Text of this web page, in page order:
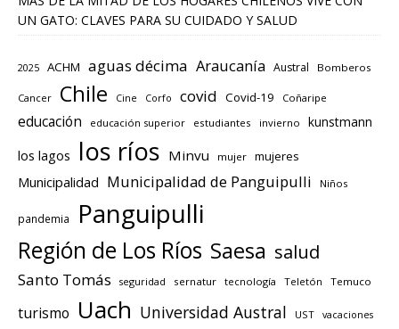
UN GATO: CLAVES PARA SU CUIDADO Y SALUD
2025 ACHM aguas décima Araucanía Austral Bomberos
Cancer Chile Cine Corfo covid Covid-19 Coñaripe
educación educación superior estudiantes invierno kunstmann
los lagos los ríos Minvu mujer mujeres
Municipalidad Municipalidad de Panguipulli Niños
pandemia Panguipulli
Región de Los Ríos Saesa salud
Santo Tomás seguridad sernatur tecnología Teletón Temuco
turismo Uach Universidad Austral UST vacaciones